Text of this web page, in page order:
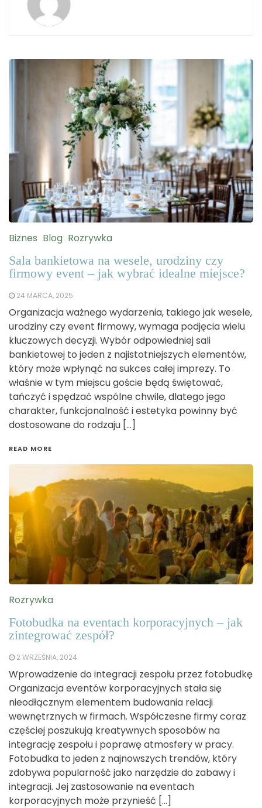
Biznes Blog Rozrywka
Sala bankietowa na wesele, urodziny czy
firmowy event – jak wybrać idealne miejsce?
24 MARCA, 2025
Organizacja ważnego wydarzenia, takiego jak wesele,
urodziny czy event firmowy, wymaga podjęcia wielu
kluczowych decyzji. Wybór odpowiedniej sali
bankietowej to jeden z najistotniejszych elementów,
który może wpłynąć na sukces całej imprezy. To
właśnie w tym miejscu goście będą świętować,
tańczyć i spędzać wspólne chwile, dlatego jego
charakter, funkcjonalność i estetyka powinny być
dostosowane do rodzaju […]
READ MORE
Rozrywka
Fotobudka na eventach korporacyjnych – jak
zintegrować zespół?
2 WRZEŚNIA, 2024
Wprowadzenie do integracji zespołu przez fotobudkę
Organizacja eventów korporacyjnych stała się
nieodłącznym elementem budowania relacji
wewnętrznych w firmach. Współczesne firmy coraz
częściej poszukują kreatywnych sposobów na
integrację zespołu i poprawę atmosfery w pracy.
Fotobudka to jeden z najnowszych trendów, który
zdobywa popularność jako narzędzie do zabawy i
integracji. Jej zastosowanie na eventach
korporacyjnych może przynieść […]